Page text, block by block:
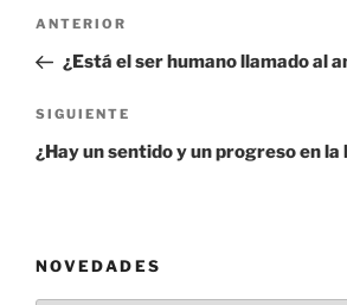
Navegación
entradas
Entrada
anterior:
ANTERIOR
¿Está el ser humano llamado al
Siguiente
entrada
SIGUIENTE
¿Hay un sentido y un progreso en
NOVEDADES